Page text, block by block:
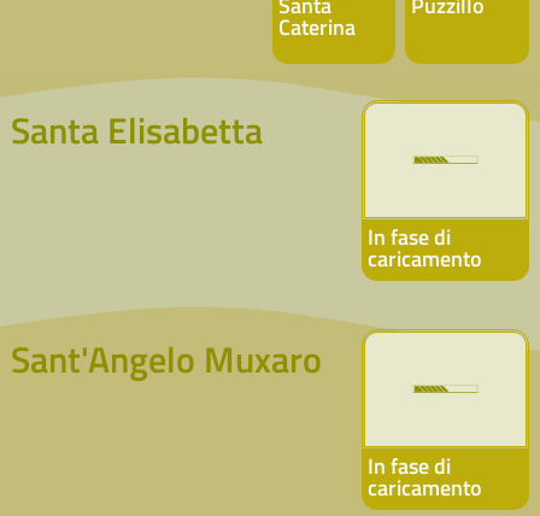
Caterina
Santa Elisabetta
In fase di
caricamento
Sant'Angelo Muxaro
In fase di
caricamento